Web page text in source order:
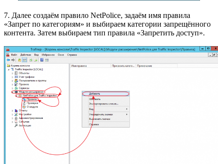
7. Далее создаём правило NetPolice, задаём имя правила
«Запрет по категориям» и выбираем категории запрещённого
контента. Затем выбираем тип правила «Запретить доступ».